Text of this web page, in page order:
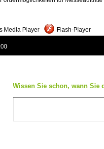
Media Player Flash-Player
Wissen Sie schon, wann Sie